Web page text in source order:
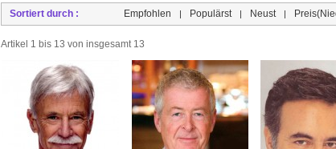
Sortiert durch :
Empfohlen | Populärst | Neust |
Artikel 1 bis 13 von insgesamt 13